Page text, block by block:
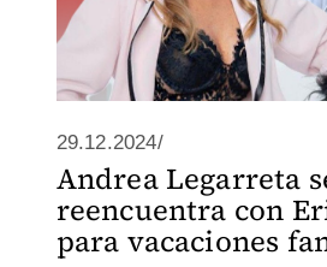
29.12.2024/
Andrea Legarreta
reencuentra con
para vacaciones